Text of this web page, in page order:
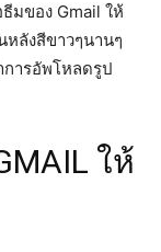
มของ Gmail ให้
หลังสีขาวๆนานๆ
การอัพโหลดรูป
ให้